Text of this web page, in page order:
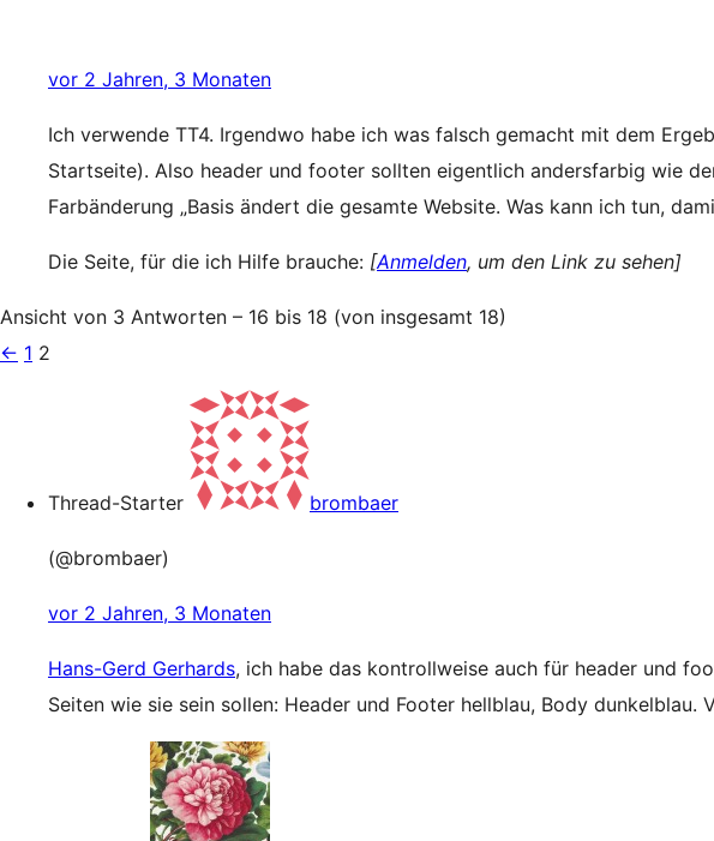
vor 2 Jahren, 3 Monaten
Ich verwende TT4. Irgendwo habe ich was falsch gemacht mit dem
Startseite). Also header und footer sollten eigentlich andersfarbig wie
Farbänderung „Basis ändert die gesamte Website. Was kann ich tun,
Die Seite, für die ich Hilfe brauche: [Anmelden, um den Link zu sehen]
Ansicht von 3 Antworten – 16 bis 18 (von insgesamt 18)
← 1 2
Thread-Starter brombaer
(@brombaer)
vor 2 Jahren, 3 Monaten
Hans-Gerd Gerhards, ich habe das kontrollweise auch für header und
Seiten wie sie sein sollen: Header und Footer hellblau, Body dunkelblau.